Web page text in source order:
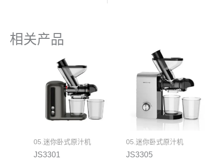
相关产品
05.迷你卧式原汁机
JS3301
05.迷你卧式原汁机
JS3305